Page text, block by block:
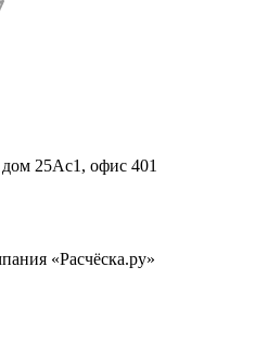
25Аc1, офис 401
«Расчёска.ру»